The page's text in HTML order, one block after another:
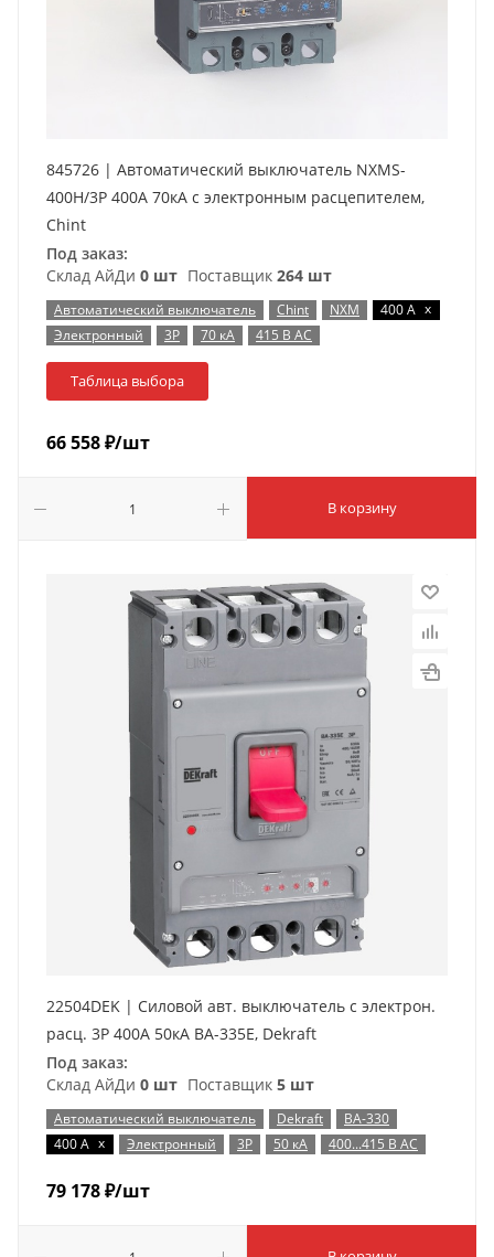
845726 | Автоматический выключатель NXMS-
400H/3P 400А 70кА с электронным расцепителем,
Chint
Под заказ:
Склад АйДи 0 шт Поставщик 264 шт
Автоматический выключатель Chint NXM 400 А x
Электронный
3P 70 кА 415 В AC
Таблица выбора
66 558₽/шт
В корзину
22504DEK | Силовой авт. выключатель с электрон.
расц. 3P 400А 50кА ВА-335E, Dekraft
Под заказ:
Склад АйДи 0 шт Поставщик 5 шт
Автоматический выключатель Dekraft
ВА-330
400 А x Электронный 3P 50 кА 400...415 В AC
79 178₽/шт